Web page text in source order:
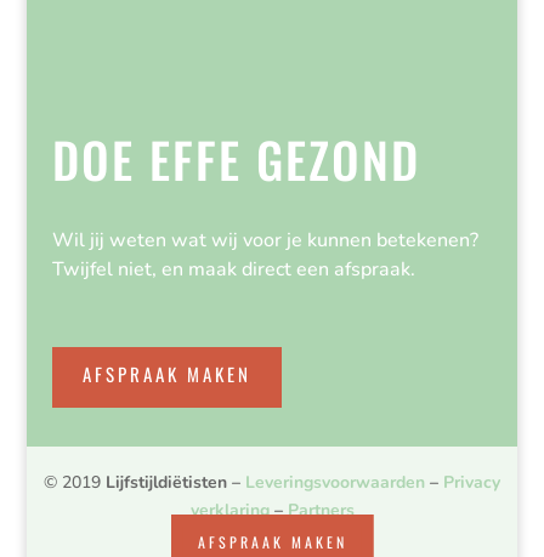
AFSPRAAK MAKEN
DOE EFFE GEZOND
Wil jij weten wat wij voor je kunnen betekenen?
Twijfel niet, en maak direct een afspraak.
AFSPRAAK MAKEN
© 2019 Lijfstijldiëtisten – Leveringsvoorwaarden – Privacy
verklaring–Partners